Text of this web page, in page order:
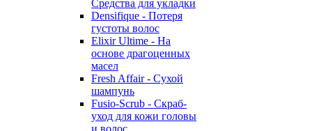
Средства для укладки
Densifique - Потеря
густоты волос
Elixir Ultime - На
основе драгоценных
масел
Fresh Affair - Сухой
шампунь
Fusio-Scrub - Скраб-
уход для кожи головы
и волос